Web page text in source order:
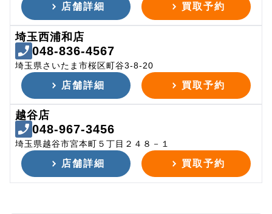
店舗詳細 買取予約
埼玉西浦和店
048-836-4567
埼玉県さいたま市桜区町谷3-8-20
店舗詳細 買取予約
越谷店
048-967-3456
埼玉県越谷市宮本町５丁目２４８－１
店舗詳細 買取予約